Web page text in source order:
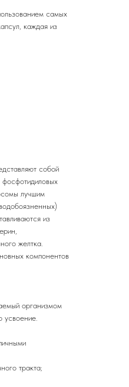
самых
каждая из
собой
фосфотидиловых
лучшим
из
желтка.
компонентов
организмом
усвоение.
тракта;